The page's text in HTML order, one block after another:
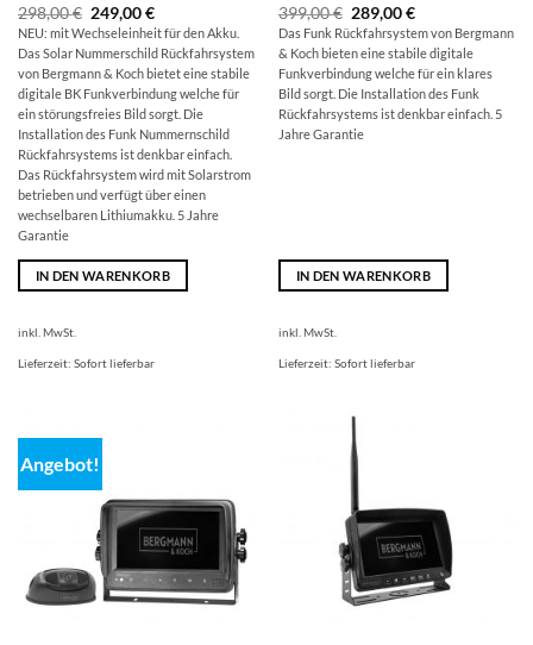
298,00€ Ursprünglicher
Preis
war:
298,00 €
249,00€Aktueller
Preis
ist:
249,00 €.
NEU: mit Wechseleinheit für den Akku.
Das Solar Nummerschild Rückfahrsystem
von Bergmann & Koch bietet eine stabile
digitale BK Funkverbindung welche für
ein störungsfreies Bild sorgt. Die
Installation des Funk Nummernschild
Rückfahrsystems ist denkbar einfach.
Das Rückfahrsystem wird mit Solarstrom
betrieben und verfügt über einen
wechselbaren Lithiumakku. 5 Jahre
Garantie
IN DEN WARENKORB
inkl. MwSt.
Lieferzeit: Sofort lieferbar
399,00€ Ursprünglicher
Preis
war:
399,00 €
289,00€Aktueller
Preis
ist:
289,00 €.
Das Funk Rückfahrsystem von Bergmann
& Koch bieten eine stabile digitale
Funkverbindung welche für ein klares
Bild sorgt. Die Installation des Funk
Rückfahrsystems ist denkbar einfach. 5
Jahre Garantie
IN DEN WARENKORB
inkl. MwSt.
Lieferzeit: Sofort lieferbar
Angebot!